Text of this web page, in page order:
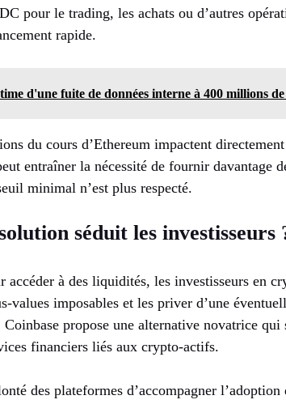
pour le trading, les achats ou d’autres
rapide.
d'une fuite de données interne à 400 millions
du cours d’Ethereum impactent
entraîner la nécessité de fournir davantage
minimal n’est plus respecté.
séduit les investisseurs
accéder à des liquidités, les investisseurs en
values imposables et les priver d’une
Coinbase propose une alternative novatrice qui
financiers liés aux crypto-actifs.
des plateformes d’accompagner